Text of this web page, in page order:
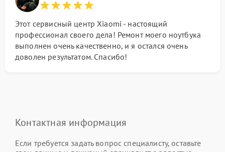
Этот сервисный центр Xiaomi - настоящий
профессионал своего дела! Ремонт моего ноутбука
выполнен очень качественно, и я остался очень
доволен результатом. Спасибо!
Контактная информация
Если требуется задать вопрос специалисту, оставьте